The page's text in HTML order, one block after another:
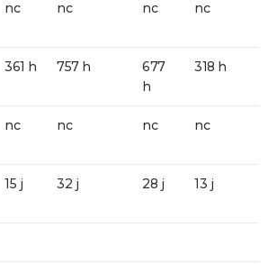
nc nc nc nc
361 h 757 h
677
h
318 h
nc nc nc nc
15 j 32 j 28 j 13 j